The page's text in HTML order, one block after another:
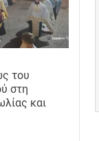
του
στη
και